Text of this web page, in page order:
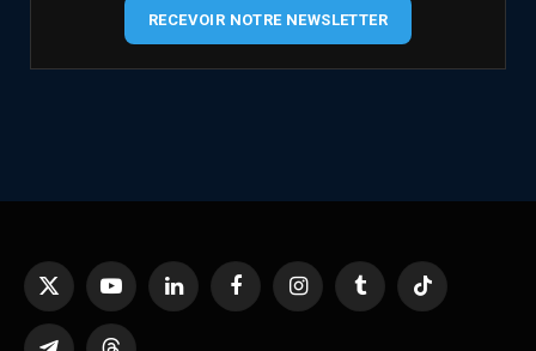
RECEVOIR NOTRE NEWSLETTER
X
YouTubeLinkedIn FacebookInstagramTumblr TikTok